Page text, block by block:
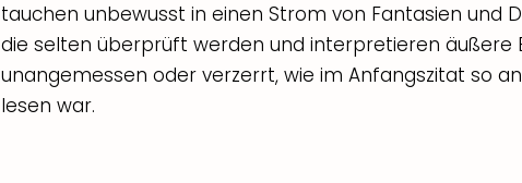
tauchen unbewusst in einen Strom von Fantasien und
die selten überprüft werden und interpretieren äußere
unangemessen oder verzerrt, wie im Anfangszitat so
lesen war.